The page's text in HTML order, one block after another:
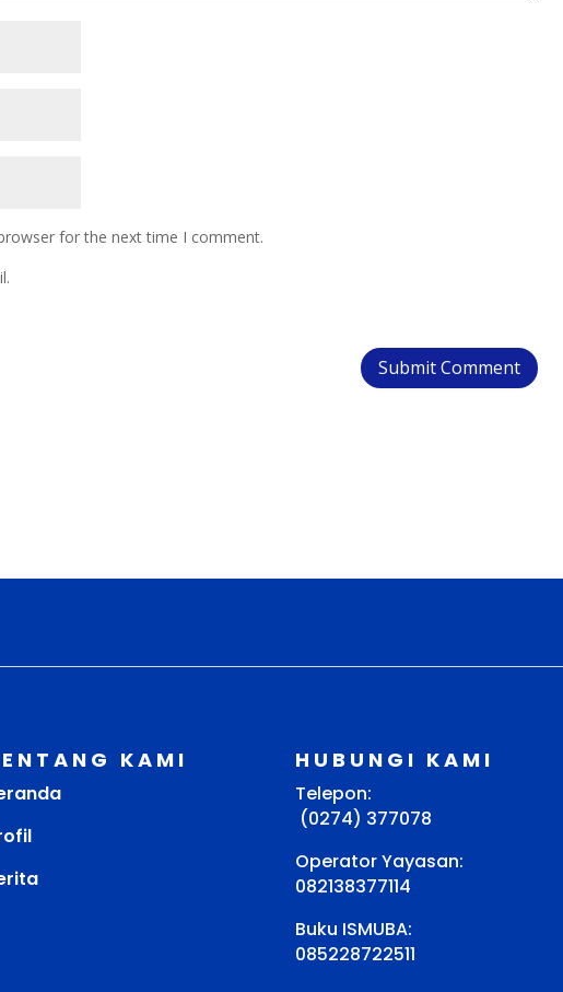
for the next time I comment.
KAMI HUBUNGI KAMI
Telepon:
(0274) 377078
Operator Yayasan:
082138377114
Buku ISMUBA:
085228722511